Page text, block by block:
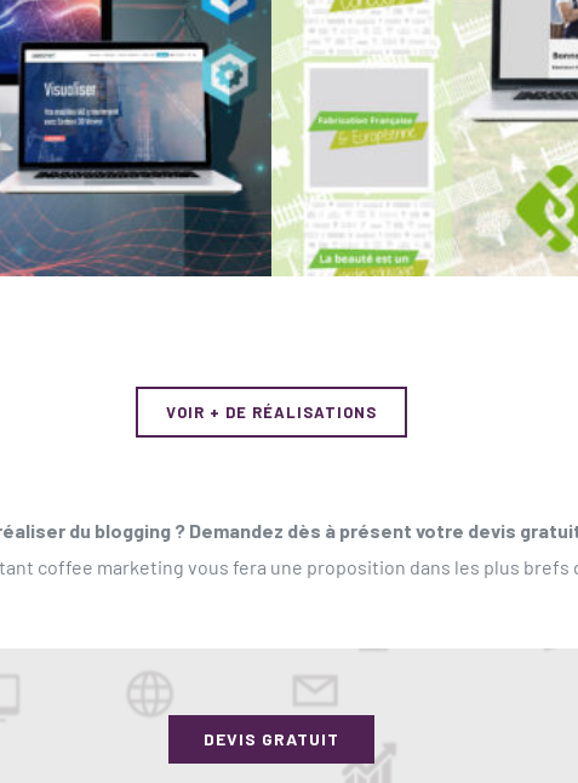
VOIR + DE RÉALISATIONS
du blogging ? Demandez dès à présent votre devis
coffee marketing vous fera une proposition dans les plus brefs
DEVIS GRATUIT